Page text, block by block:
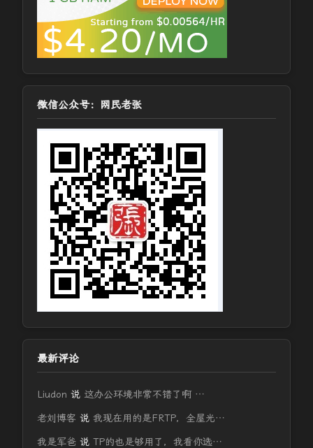
微信公众号：网民老张
最新评论
Liudon 说 这办公环境非常不错了啊 …
老刘博客 说 我现在用的是FRTP，全屋光…
我是军爸 说 TP的也是够用了，我看你选…